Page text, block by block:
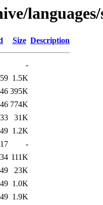
Size Description
-
1.5K
395K
774K
31K
1.2K
-
111K
23K
1.0K
1.9K